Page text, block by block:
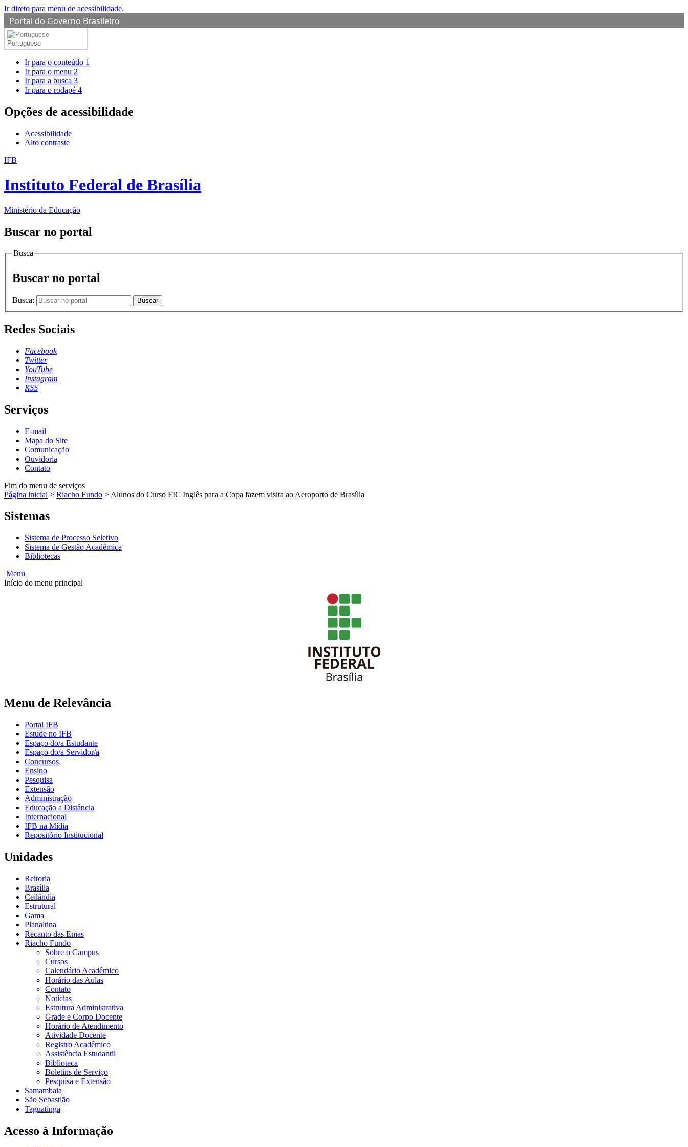
Ir direto para menu de acessibilidade.
Portal do Governo Brasileiro
Portuguese
Ir para o conteúdo 1
Ir para o menu 2
Ir para a busca 3
Ir para o rodapé 4
Opções de acessibilidade
Acessibilidade
Alto contraste
IFB
Instituto Federal de Brasília
Ministério da Educação
Buscar no portal
Busca
Buscar no portal
Busca: Buscar
Redes Sociais
Facebook
Twitter
YouTube
Instagram
RSS
Serviços
E-mail
Mapa do Site
Comunicação
Ouvidoria
Contato
Fim do menu de serviços
Página inicial > Riacho Fundo > Alunos do Curso FIC Inglês para a Copa fazem visita ao Aeroporto de Brasília
Sistemas
Sistema de Processo Seletivo
Sistema de Gestão Acadêmica
Bibliotecas
Menu
Início do menu principal
Menu de Relevância
Portal IFB
Estude no IFB
Espaço do/a Estudante
Espaço do/a Servidor/a
Concursos
Ensino
Pesquisa
Extensão
Administração
Educação a Distância
Internacional
IFB na Mídia
Repositório Institucional
Unidades
Reitoria
Brasília
Ceilândia
Estrutural
Gama
Planaltina
Recanto das Emas
Riacho Fundo
Sobre o Campus
Cursos
Calendário Acadêmico
Horário das Aulas
Contato
Notícias
Estrutura Administrativa
Grade e Corpo Docente
Horário de Atendimento
Atividade Docente
Registro Acadêmico
Assistência Estudantil
Biblioteca
Boletins de Serviço
Pesquisa e Extensão
Samambaia
São Sebastião
Taguatinga
Acesso à Informação